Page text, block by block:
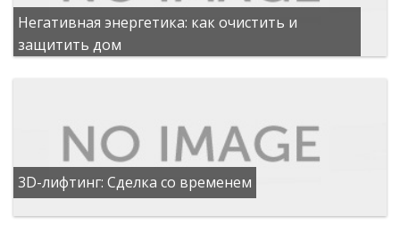
Негативная энергетика: как очистить и
защитить дом
3D-лифтинг: Сделка со временем